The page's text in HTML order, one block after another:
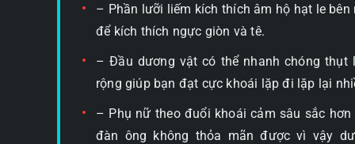
– Phần lưỡi liếm kích thích âm hộ hạt le bên
để kích thích ngực giòn và tê.
– Đầu dương vật có thể nhanh chóng thụt
rộng giúp bạn đạt cực khoái lặp đi lặp lại
– Phụ nữ theo đuổi khoái cảm sâu sắc
đàn ông không thỏa mãn được vì vậy